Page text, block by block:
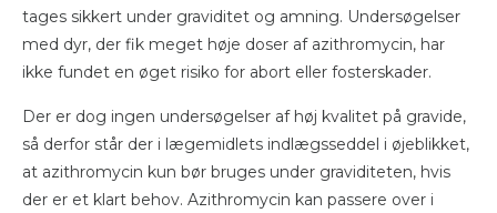
tages sikkert under graviditet og amning. Undersøgelser
med dyr, der fik meget høje doser af azithromycin, har
ikke fundet en øget risiko for abort eller fosterskader.
Der er dog ingen undersøgelser af høj kvalitet på gravide,
så derfor står der i lægemidlets indlægsseddel i øjeblikket,
at azithromycin kun bør bruges under graviditeten, hvis
der er et klart behov. Azithromycin kan passere over i